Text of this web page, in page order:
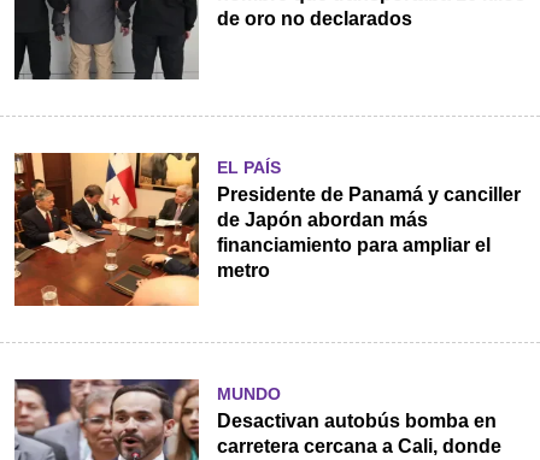
de oro no declarados
EL PAÍS
Presidente de Panamá y canciller
de Japón abordan más
financiamiento para ampliar el
metro
MUNDO
Desactivan autobús bomba en
carretera cercana a Cali, donde